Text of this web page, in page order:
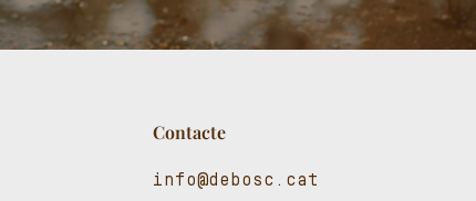
Contacte
info@debosc.cat